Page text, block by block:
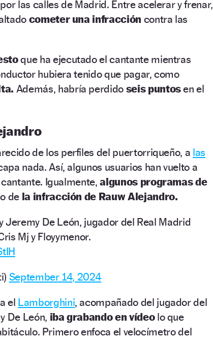
por las calles de Madrid. Entre acelerar y frenar,
cometer una infracción contra las
que ha ejecutado el cantante mientras
hubiera tenido que pagar, como
Además, habría perdido seis puntosen el
de los perfiles del puertorriqueño, a las
nada. Así, algunos usuarios han vuelto a
Igualmente,algunos programas de
de la infracción de Rauw Alejandro.
De León, jugador del Real Madrid
Mj y Floyymenor.
September 14, 2024
el Lamborghini, acompañado del jugador del
De León, iba grabando en vídeolo que
Primero enfoca el velocímetro del